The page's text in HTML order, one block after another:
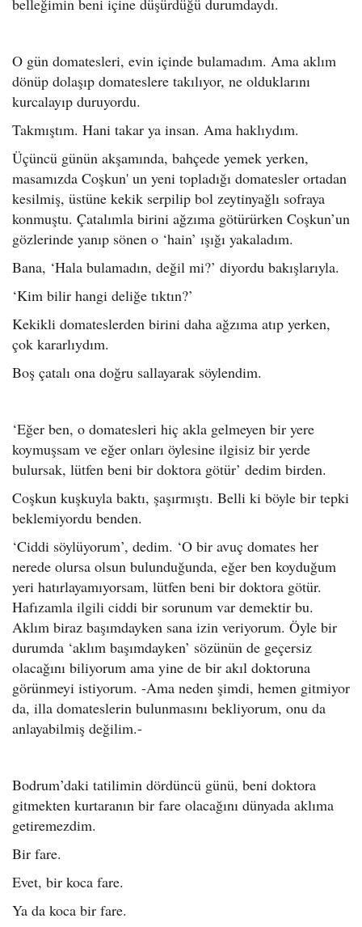
O gün domatesleri, evin içinde bulamadım. Ama aklım
dönüp dolaşıp domateslere takılıyor, ne olduklarını
kurcalayıp duruyordu.
Takmıştım. Hani takar ya insan. Ama haklıydım.
Üçüncü günün akşamında, bahçede yemek yerken,
masamızda Coşkun' un yeni topladığı domatesler ortadan
kesilmiş, üstüne kekik serpilip bol zeytinyağlı sofraya
konmuştu. Çatalımla birini ağzıma götürürken Coşkun’un
gözlerinde yanıp sönen o ‘hain’ ışığı yakaladım.
Bana, ‘Hala bulamadın, değil mi?’ diyordu bakışlarıyla.
‘Kim bilir hangi deliğe tıktın?’
Kekikli domateslerden birini daha ağzıma atıp yerken,
çok kararlıydım.
Boş çatalı ona doğru sallayarak söylendim.
‘Eğer ben, o domatesleri hiç akla gelmeyen bir yere
koymuşsam ve eğer onları öylesine ilgisiz bir yerde
bulursak, lütfen beni bir doktora götür’ dedim birden.
Coşkun kuşkuyla baktı, şaşırmıştı. Belli ki böyle bir tepki
beklemiyordu benden.
‘Ciddi söylüyorum’, dedim. ‘O bir avuç domates her
nerede olursa olsun bulunduğunda, eğer ben koyduğum
yeri hatırlayamıyorsam, lütfen beni bir doktora götür.
Hafızamla ilgili ciddi bir sorunum var demektir bu.
Aklım biraz başımdayken sana izin veriyorum. Öyle bir
durumda ‘aklım başımdayken’ sözünün de geçersiz
olacağını biliyorum ama yine de bir akıl doktoruna
görünmeyi istiyorum. -Ama neden şimdi, hemen gitmiyor
da, illa domateslerin bulunmasını bekliyorum, onu da
anlayabilmiş değilim.-
Bodrum’daki tatilimin dördüncü günü, beni doktora
gitmekten kurtaranın bir fare olacağını dünyada aklıma
getiremezdim.
Bir fare.
Evet, bir koca fare.
Ya da koca bir fare.